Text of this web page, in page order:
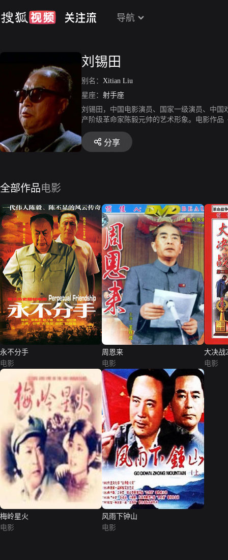
导航
刘锡田
别名： Xitian Liu
星座： 射手座
刘锡田，中国电影演员、国家一级演员、中
产阶级革命家陈毅元帅的艺术形象。电影作
《周恩来》、《大转折》、《大进军－大战
分享
全部作品电影
永不分手
电影
周恩来
电影
大决战
电影
梅岭星火
电影
风雨下钟山
电影